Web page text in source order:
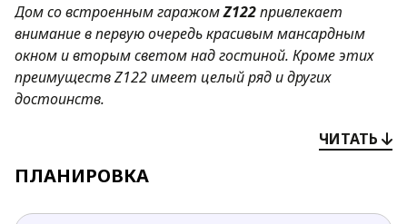
Дом со встроенным гаражомZ122привлекает
внимание в первую очередь красивым мансардным
окном и вторым светом над гостиной. Кроме этих
преимуществZ122имеет целый ряд и других
достоинств.
Открытая кухня увеличивает визуально
светлым. При необходимости кухню можно
ЧИТАТЬ
ПЛАНИРОВКА